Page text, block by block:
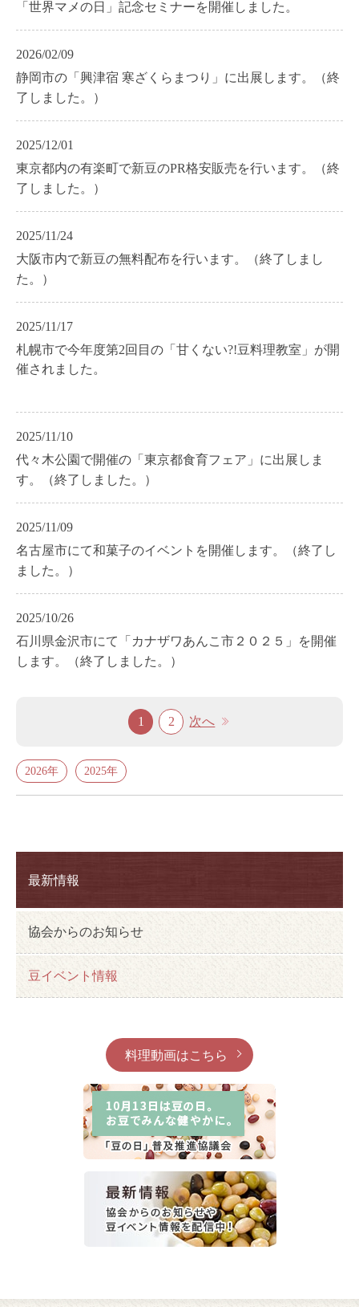
「世界マメの日」記念セミナーを開催しました。
2026/02/09
静岡市の「興津宿 寒ざくらまつり」に出展します。（終
了しました。）
2025/12/01
東京都内の有楽町で新豆のPR格安販売を行います。（終
了しました。）
2025/11/24
大阪市内で新豆の無料配布を行います。（終了しまし
た。）
2025/11/17
札幌市で今年度第2回目の「甘くない?!豆料理教室」が開
催されました。
2025/11/10
代々木公園で開催の「東京都食育フェア」に出展しま
す。（終了しました。）
2025/11/09
名古屋市にて和菓子のイベントを開催します。（終了し
ました。）
2025/10/26
石川県金沢市にて「カナザワあんこ市２０２５」を開催
します。（終了しました。）
1 2 次へ
2026年 2025年
最新情報
協会からのお知らせ
豆イベント情報
料理動画はこちら